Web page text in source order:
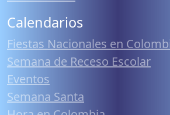
Calendarios
Fiestas Nacionales en
Semana de Receso Escolar
Eventos
Semana Santa